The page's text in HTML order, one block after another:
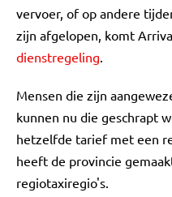
vervoer, of op andere
zijn afgelopen, komt
dienstregeling.
Mensen die zijn
kunnen nu die geschrapt
hetzelfde tarief met een
heeft de provincie
regiotaxiregio's.